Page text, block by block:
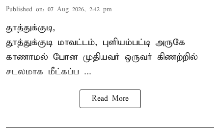
Published on: 07 Aug 2026, 2:42 pm
தூத்துக்குடி,
தூத்துக்குடி மாவட்டம், புளியம்பட்டி அருகே
காணாமல் போன முதியவர் ஒருவர் கிணற்றில்
சடலமாக மீட்கப்ப ...
Read More